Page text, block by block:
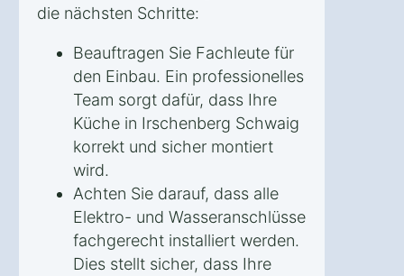
die nächsten Schritte:
Beauftragen Sie Fachleute für
den Einbau. Ein professionelles
Team sorgt dafür, dass Ihre
Küche in Irschenberg Schwaig
korrekt und sicher montiert
wird.
Achten Sie darauf, dass alle
Elektro- und Wasseranschlüsse
fachgerecht installiert werden.
Dies stellt sicher, dass Ihre